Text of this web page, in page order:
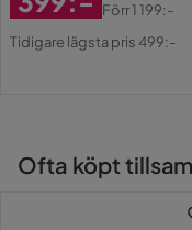
Rabatterat
Original
Förr1 199:-
Tidigare lägsta pris 499:-
Ofta köpt